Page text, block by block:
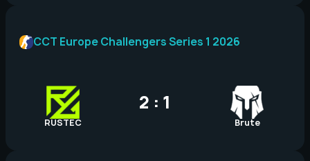
RUSTEC
2 : 1
Brute
CCT Europe Challengers Series 1 2026